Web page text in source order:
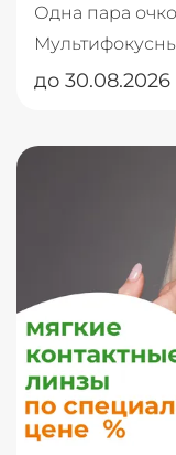
Одна пара
до 30.08.2026